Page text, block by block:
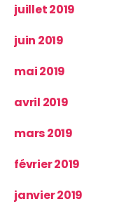
juillet 2019
juin 2019
mai 2019
avril 2019
mars 2019
février 2019
janvier 2019